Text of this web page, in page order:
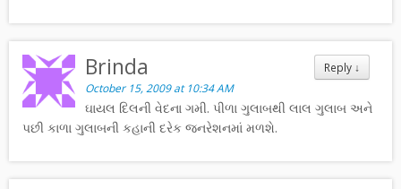
Reply ↓
Brinda
October 15, 2009 at 10:34 AM
ઘાયલ દિલની વેદના ગમી. પીળા ગુલાબથી લાલ ગુલાબ અને
પછી કાળા ગુલાબની કહાની દરેક જનરેશનમાં મળશે.